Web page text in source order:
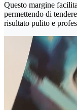
Questo margine
permettendo di
risultato pulito e